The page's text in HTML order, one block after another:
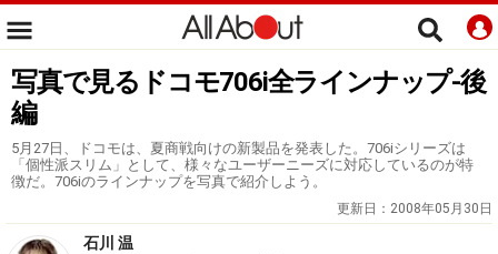
写真で見るドコモ706i全ラインナップ-後
編
5月27日、ドコモは、夏商戦向けの新製品を発表した。706iシリーズは
「個性派スリム」として、様々なユーザーニーズに対応しているのが特
徴だ。706iのラインナップを写真で紹介しよう。
更新日： 2008年05月30日
石川 温